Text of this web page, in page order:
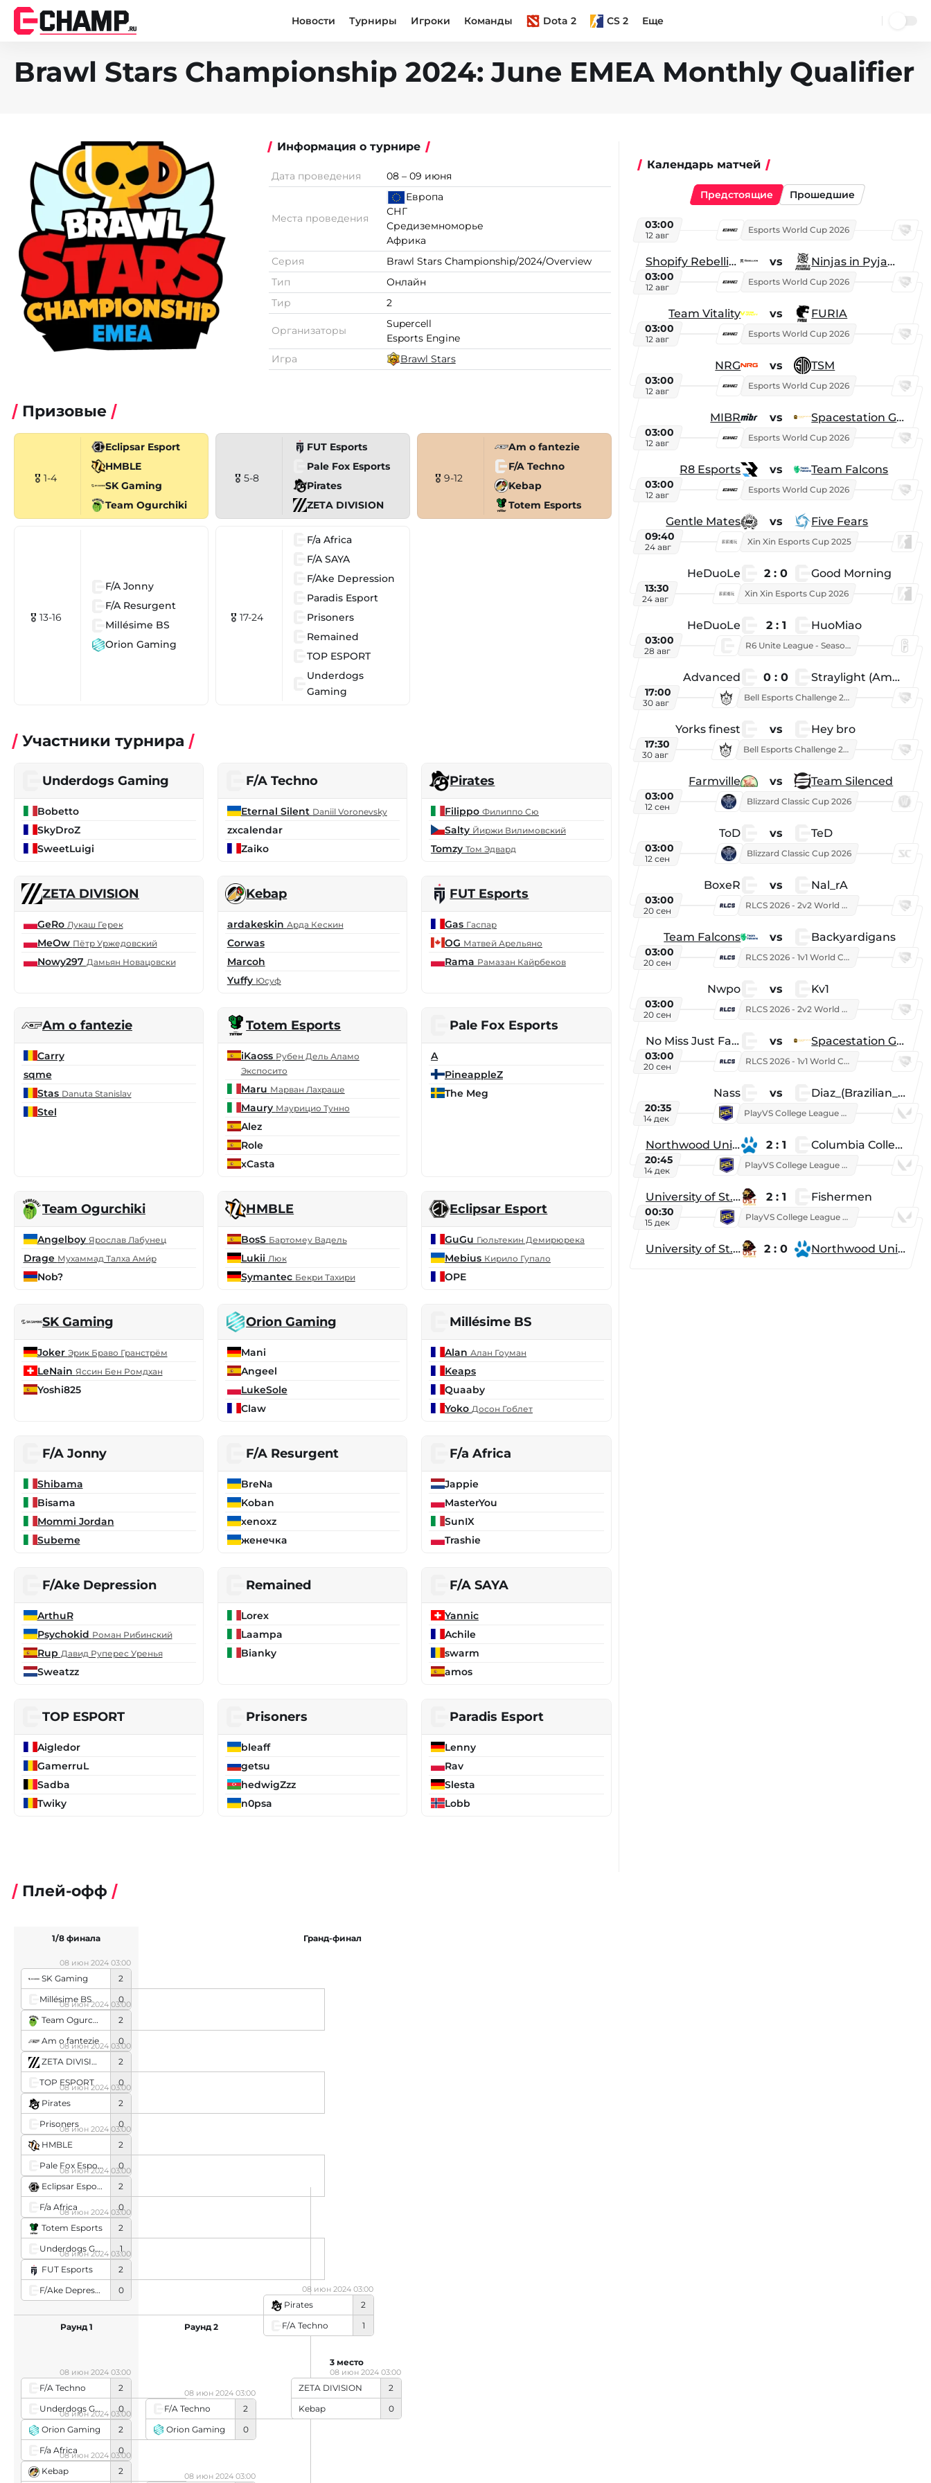
Новости Турниры Игроки Команды Dota 2 CS 2 Еще
Brawl Stars Championship 2024: June EMEA Monthly Qualifier
Информация о турнире
Дата проведения 08 – 09 июня
Места проведения
Европа
СНГ
Средиземноморье
Африка
Серия
Brawl Stars Championship/2024/Overview
Тип
Онлайн
Тир
2
Организаторы
Supercell
Esports Engine
Игра
Brawl Stars
Призовые
🎖 1-4
Eclipsar Esport
HMBLE
SK Gaming
Team Ogurchiki
🎖 5-8
FUT Esports
Pale Fox Esports
Pirates
ZETA DIVISION
🎖 9-12
Am o fantezie
F/A Techno
Kebap
Totem Esports
🎖 13-16
F/A Jonny
F/A Resurgent
Millésime BS
Orion Gaming
🎖 17-24
F/a Africa
F/A SAYA
F/Ake Depression
Paradis Esport
Prisoners
Remained
TOP ESPORT
Underdogs
Gaming
Участники турнира
Underdogs Gaming
Bobetto
SkyDroZ
SweetLuigi
F/A Techno
Eternal Silent Daniil Voronevsky
zxcalendar
Zaiko
Pirates
Filippo Филиппо Сю
Salty Йиржи Вилимовский
Tomzy Том Эдвард
ZETA DIVISION
GeRo Лукаш Герек
MeOw Пётр Уржедовский
Nowy297 Дамьян Новацовски
Kebap
ardakeskin Арда Кескин
Corwas
Marcoh
Yuffy Юсуф
FUT Esports
Gas Гаспар
OG Матвей Арельяно
Rama Рамазан Кайрбеков
Am o fantezie
Carry
sqme
Stas Danuta Stanislav
Stel
Totem Esports
iKaoss Рубен Дель Аламо
Экспосито
Maru Марван Лахраше
Maury Маурицио Тунно
Alez
Role
xCasta
Pale Fox Esports
A
PineappleZ
The Meg
Team Ogurchiki
Angelboy Ярослав Лабунец
Drage Мухаммад Талха Ами́р
Nob?
HMBLE
BosS Бартомеу Вадель
Lukii Люк
Symantec Бекри Тахири
Eclipsar Esport
GuGu Гюльтекин Демирюрека
Mebius Кирило Гупало
OPE
SK Gaming
Joker Эрик Браво Гранстрём
LeNain Яссин Бен Ромдхан
Yoshi825
Orion Gaming
Mani
Angeel
LukeSole
Claw
Millésime BS
Alan Алан Гоуман
Keaps
Quaaby
Yoko Досон Гоблет
F/A Jonny
Shibama
Bisama
Mommi Jordan
Subeme
F/A Resurgent
BreNa
Koban
xenoxz
женечка
F/a Africa
Jappie
MasterYou
SunIX
Trashie
F/Ake Depression
ArthuR
Psychokid Роман Рибинский
Rup Давид Руперес Уренья
Sweatzz
Remained
Lorex
Laampa
Bianky
F/A SAYA
Yannic
Achile
swarm
amos
TOP ESPORT
Aigledor
GamerruL
Sadba
Twiky
Prisoners
bleaff
getsu
hedwigZzz
n0psa
Paradis Esport
Lenny
Rav
Slesta
Lobb
Календарь матчей
Предстоящие Прошедшие
03:00
12 авг
Esports World Cup 2026
Shopify Rebellion vs Ninjas in Pyjamas
03:00
12 авг
Esports World Cup 2026
Team Vitality vs FURIA
03:00
12 авг
Esports World Cup 2026
NRG vs TSM
03:00
12 авг
Esports World Cup 2026
MIBR vs Spacestation Gaming
03:00
12 авг
Esports World Cup 2026
R8 Esports vs Team Falcons
03:00
12 авг
Esports World Cup 2026
Gentle Mates vs Five Fears
09:40
24 авг
Xin Xin Esports Cup 2025
HeDuoLe 2 : 0 Good Morning
13:30
24 авг
Xin Xin Esports Cup 2026
HeDuoLe 2 : 1 HuoMiao
03:00
28 авг
R6 Unite League - Season 1
Advanced 0 : 0 Straylight (American team)
17:00
30 авг
Bell Esports Challenge 2026
Yorks finest vs Hey bro
17:30
30 авг
Bell Esports Challenge 2026
Farmville vs Team Silenced
03:00
12 сен
Blizzard Classic Cup 2026
ToD vs TeD
03:00
12 сен
Blizzard Classic Cup 2026
BoxeR vs Nal_rA
03:00
20 сен
RLCS 2026 - 2v2 World Championship
Team Falcons vs Backyardigans
03:00
20 сен
RLCS 2026 - 1v1 World Championship
Nwpo vs Kv1
03:00
20 сен
RLCS 2026 - 2v2 World Championship
No Miss Just Fake vs Spacestation Gaming
03:00
20 сен
RLCS 2026 - 1v1 World Championship
Nass vs Diaz_(Brazilian_Player)
20:35
14 дек
PlayVS College League 2025: Fall
Northwood University 2 : 1 Columbia College
20:45
14 дек
PlayVS College League 2025: Fall
University of St. Thomas 2 : 1 Fishermen
00:30
15 дек
PlayVS College League 2025: Fall
University of St. Thomas 2 : 0 Northwood University
Плей-офф
SK Gaming
2
Millésime BS
0
08 июн 2024 03:00
Team Ogurchiki
2
Am o fantezie
0
08 июн 2024 03:00
ZETA DIVISION
2
TOP ESPORT
0
08 июн 2024 03:00
Pirates
2
Prisoners
0
08 июн 2024 03:00
HMBLE
2
Pale Fox Esports
0
08 июн 2024 03:00
Eclipsar Esport
2
F/a Africa
0
08 июн 2024 03:00
Totem Esports
2
Underdogs Gaming
1
08 июн 2024 03:00
FUT Esports
2
F/Ake Depression
0
08 июн 2024 03:00
1/8 финала
F/A Techno
2
Underdogs Gaming
0
08 июн 2024 03:00
Orion Gaming
2
F/a Africa
0
08 июн 2024 03:00
Kebap 2
08 июн 2024 03:00
Раунд 1
F/A Techno
2
Orion Gaming
0
08 июн 2024 03:00
08 июн 2024 03:00
Раунд 2
Pirates
2
F/A Techno
1
08 июн 2024 03:00
Гранд-финал
ZETA DIVISION
2
Kebap
0
08 июн 2024 03:00
3 место